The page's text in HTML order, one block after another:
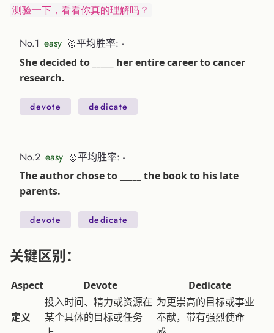
测验一下，看看你真的理解吗？
No.1 easy 🥇平均胜率: -
She decided to _____ her entire career to cancer
research.
devote dedicate
No.2 easy 🥇平均胜率: -
The author chose to _____ the book to his late
parents.
devote dedicate
关键区别：
Aspect Devote Dedicate
定义
投入时间、精力或资源在
某个具体的目标或任务
为更崇高的目标或事业
奉献，带有强烈使命